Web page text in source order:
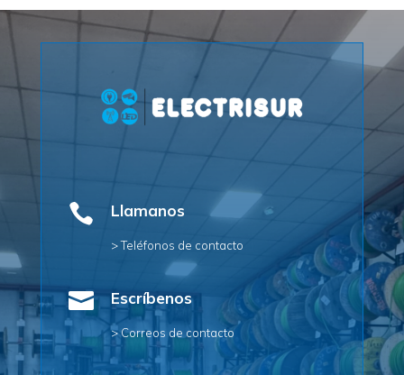
 Llamanos
> Teléfonos de contacto
 Escríbenos
> Correos de contacto